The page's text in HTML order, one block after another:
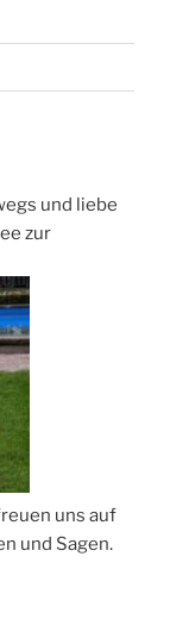
und liebe
zur
uns auf
und Sagen.